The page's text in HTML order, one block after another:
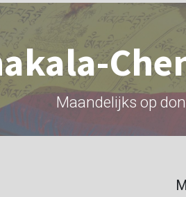
Maandelijks op